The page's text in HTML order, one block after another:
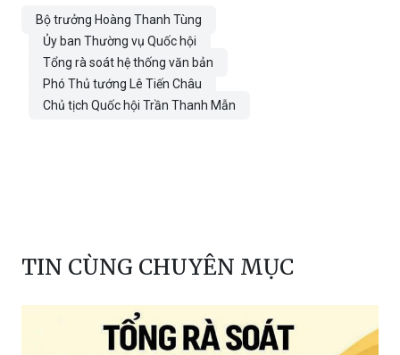
Bộ trưởng Hoàng Thanh Tùng
Ủy ban Thường vụ Quốc hội
Tổng rà soát hệ thống văn bản
Phó Thủ tướng Lê Tiến Châu
Chủ tịch Quốc hội Trần Thanh Mẫn
TIN CÙNG CHUYÊN MỤC